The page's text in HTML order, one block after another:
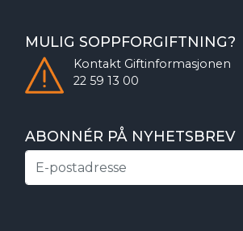
MULIG SOPPFORGIFTNING?
Kontakt Giftinformasjonen
22 59 13 00
ABONNÉR PÅ NYHETSBREV